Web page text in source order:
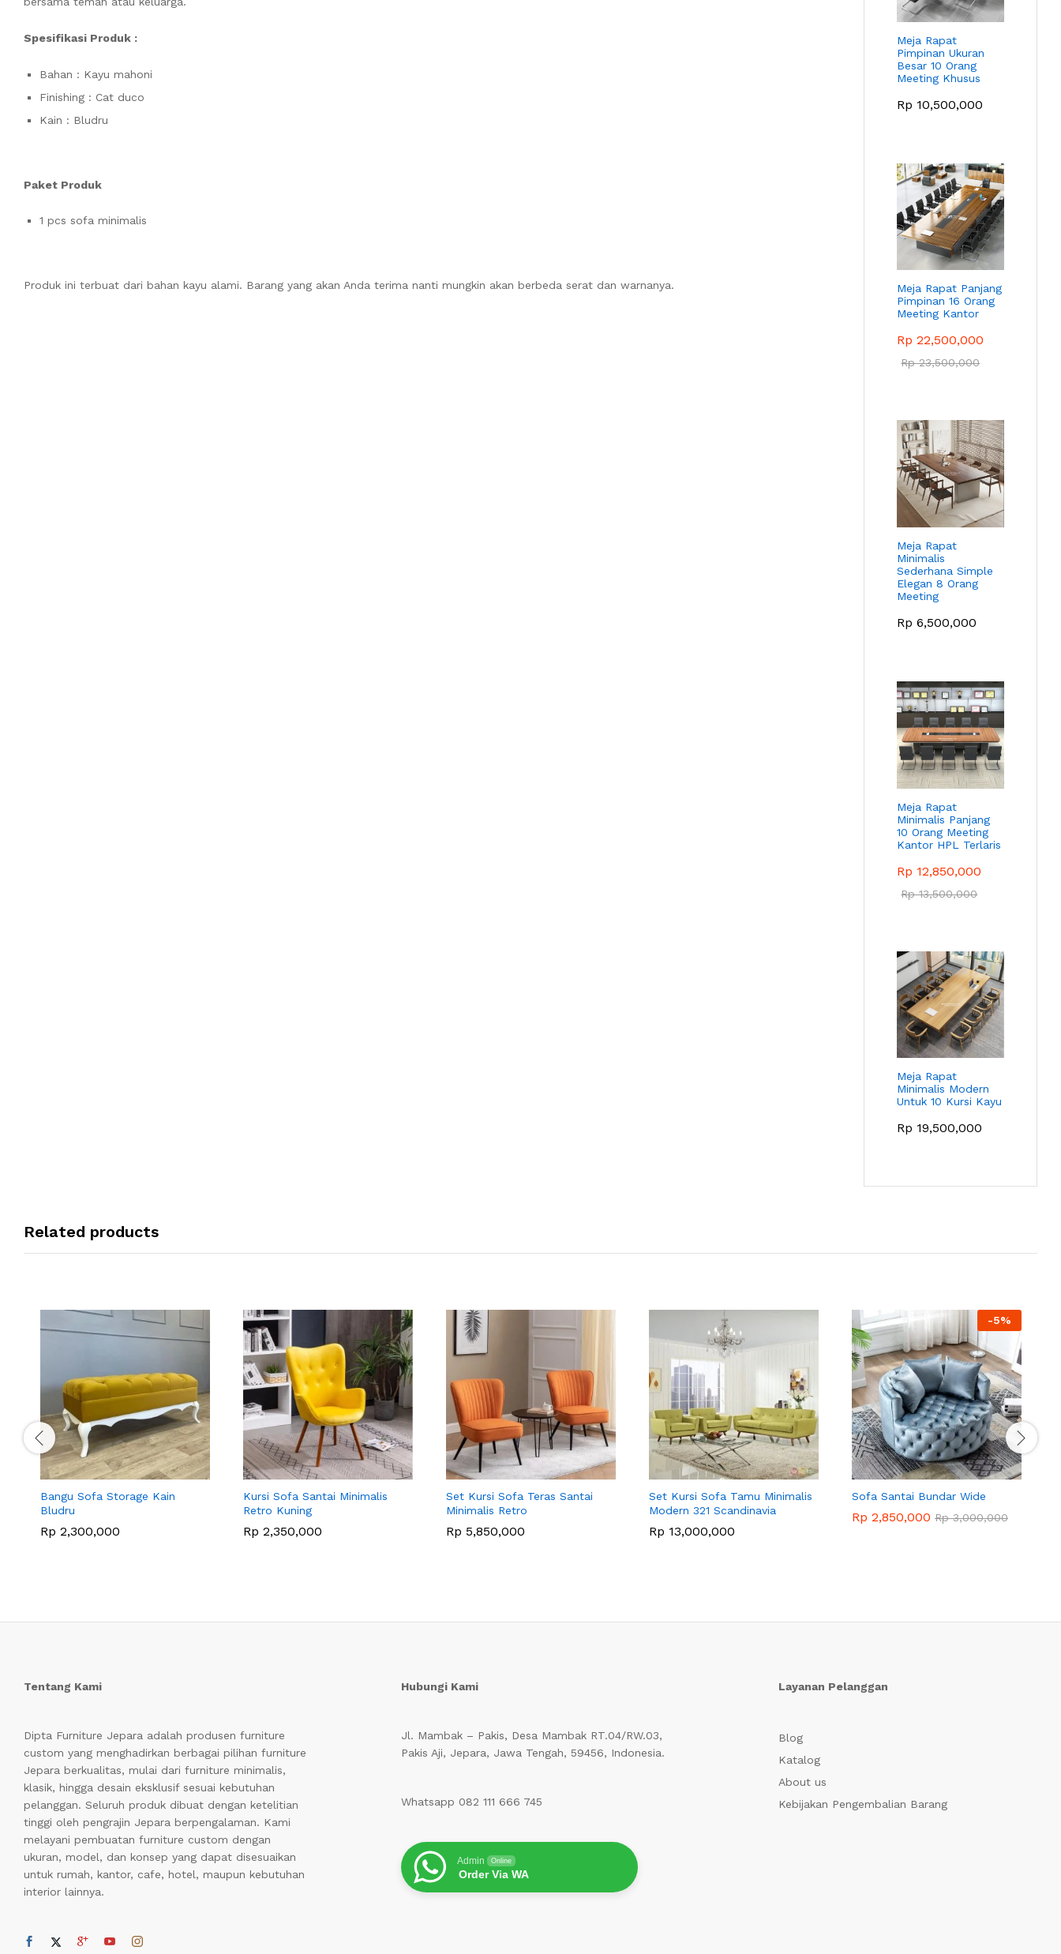
Spesifikasi Produk :
Bahan : Kayu mahoni
Finishing : Cat duco
Kain : Bludru
Paket Produk
1 pcs sofa minimalis
Produk ini terbuat dari bahan kayu alami. Barang yang akan Anda terima nanti mungkin akan berbeda serat dan warnanya.
Meja Rapat
Pimpinan Ukuran
Besar 10 Orang
Meeting Khusus
Rp 10,500,000
Meja Rapat Panjang
Pimpinan 16 Orang
Meeting Kantor
Rp 22,500,000
Rp23,500,000
Meja Rapat
Minimalis
Sederhana Simple
Elegan 8 Orang
Meeting
Rp 6,500,000
Meja Rapat
Minimalis Panjang
10 Orang Meeting
Kantor HPL Terlaris
Rp 12,850,000
Rp13,500,000
Meja Rapat
Minimalis Modern
Untuk 10 Kursi Kayu
Rp 19,500,000
Related products
Bangu Sofa Storage Kain
Bludru
Rp 2,300,000
Kursi Sofa Santai Minimalis
Retro Kuning
Rp 2,350,000
Set Kursi Sofa Teras Santai
Minimalis Retro
Rp 5,850,000
Set Kursi Sofa Tamu Minimalis
Modern 321 Scandinavia
Rp 13,000,000
-5%
Sofa Santai Bundar Wide
Rp 2,850,000 Rp3,000,000
Tentang Kami
Dipta Furniture Jepara adalah produsen furniture
custom yang menghadirkan berbagai pilihan furniture
Jepara berkualitas, mulai dari furniture minimalis,
klasik, hingga desain eksklusif sesuai kebutuhan
pelanggan. Seluruh produk dibuat dengan ketelitian
tinggi oleh pengrajin Jepara berpengalaman. Kami
melayani pembuatan furniture custom dengan
ukuran, model, dan konsep yang dapat disesuaikan
untuk rumah, kantor, cafe, hotel, maupun kebutuhan
interior lainnya.
Hubungi Kami
Jl. Mambak – Pakis, Desa Mambak RT.04/RW.03,
Pakis Aji, Jepara, Jawa Tengah, 59456, Indonesia.
Whatsapp 082 111 666 745
Admin Online
Order Via WA
Layanan Pelanggan
Blog
Katalog
About us
Kebijakan Pengembalian Barang